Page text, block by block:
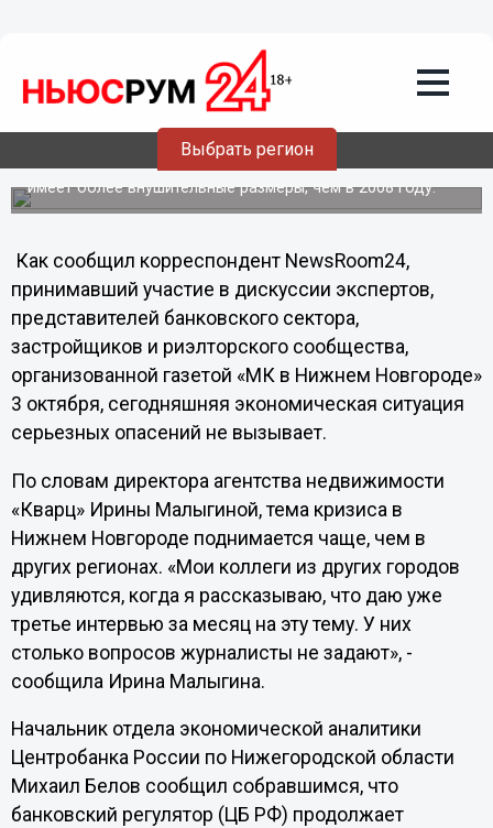
Выбрать регион
экономического кризиса, инвестиции в
жилье – всегда выгодные», - директор
агентства недвижимости «Кварц»
Участники круглого стола на тему вероятного
экономического кризиса, констатировали, что «подушка
безопасности» у банков и жителей региона сегодня
имеет более внушительные размеры, чем в 2008 году.
Как сообщил корреспондент NewsRoom24,
принимавший участие в дискуссии экспертов,
представителей банковского сектора,
застройщиков и риэлторского сообщества,
организованной газетой «МК в Нижнем Новгороде»
3 октября, сегодняшняя экономическая ситуация
серьезных опасений не вызывает.
По словам директора агентства недвижимости
«Кварц» Ирины Малыгиной, тема кризиса в
Нижнем Новгороде поднимается чаще, чем в
других регионах. «Мои коллеги из других городов
удивляются, когда я рассказываю, что даю уже
третье интервью за месяц на эту тему. У них
столько вопросов журналисты не задают», -
сообщила Ирина Малыгина.
Начальник отдела экономической аналитики
Центробанка России по Нижегородской области
Михаил Белов сообщил собравшимся, что
банковский регулятор (ЦБ РФ) продолжает